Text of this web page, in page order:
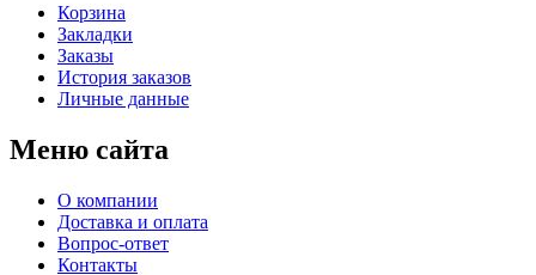
Корзина
Закладки
Заказы
История заказов
Личные данные
Меню сайта
О компании
Доставка и оплата
Вопрос-ответ
Контакты